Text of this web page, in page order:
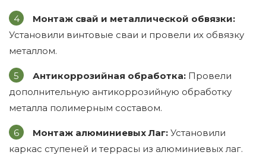
Монтаж свай и металлической обвязки:
Установили винтовые сваи и провели их обвязку
металлом.
Антикоррозийная обработка: Провели
дополнительную антикоррозийную обработку
металла полимерным составом.
Монтаж алюминиевых Лаг: Установили
каркас ступеней и террасы из алюминиевых лаг.